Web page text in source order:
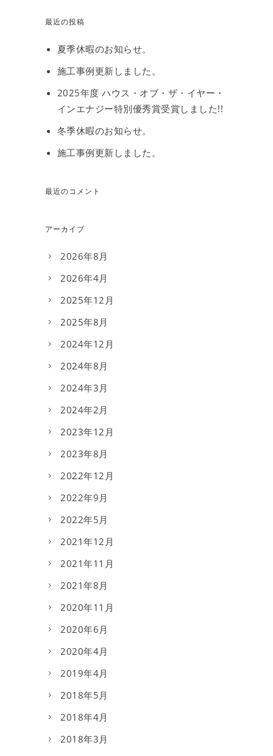
最近の投稿
夏季休暇のお知らせ。
施工事例更新しました。
2025年度 ハウス・オブ・ザ・イヤー・
インエナジー特別優秀賞受賞しました!!
冬季休暇のお知らせ。
施工事例更新しました。
最近のコメント
アーカイブ
2026年8月
2026年4月
2025年12月
2025年8月
2024年12月
2024年8月
2024年3月
2024年2月
2023年12月
2023年8月
2022年12月
2022年9月
2022年5月
2021年12月
2021年11月
2021年8月
2020年11月
2020年6月
2020年4月
2019年4月
2018年5月
2018年4月
2018年3月